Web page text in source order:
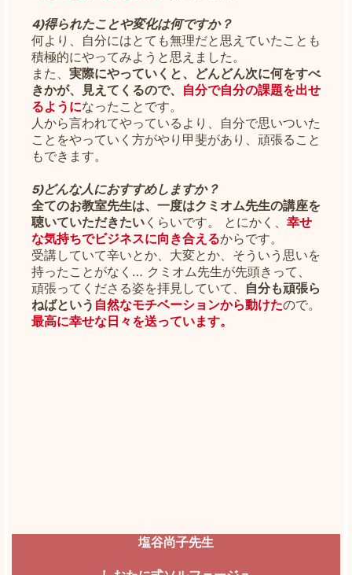
4)得られたことや変化は何ですか？
何より、自分にはとても無理だと思えていたことも
積極的にやってみようと思えました。
また、 実際にやっていくと、どんどん次に何をすべ
きかが、見えてくるので、
自分で自分の課題を出せ
るようになったことです。
人から言われてやっているより、自分で思いついた
ことをやっていく方がやり甲斐があり、頑張ること
もできます。
5)どんな人におすすめしますか？
全てのお教室先生は、一度はクミオム先生の講座を
聴いていただきたい くらいです。 とにかく、 幸せ
な気持ちでビジネスに向き合えるからです。
受講していて辛いとか、大変とか、そういう思いを
持ったことがなく… クミオム先生が先頭きって、
頑張ってくださる姿を拝見していて、
自分も頑張ら
ねばという 自然なモチベーションから動けたので。
最高に幸せな日々を送っています。
塩谷尚子先生